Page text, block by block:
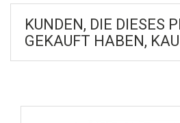
KUNDEN, DIE DIESES
GEKAUFT HABEN,